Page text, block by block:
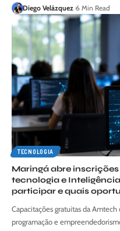
Diego Velázquez 6 Min Read
TECNOLOGIA
Maringá abre
tecnologia e
participar e quais
Capacitações gratuitas da
programação e